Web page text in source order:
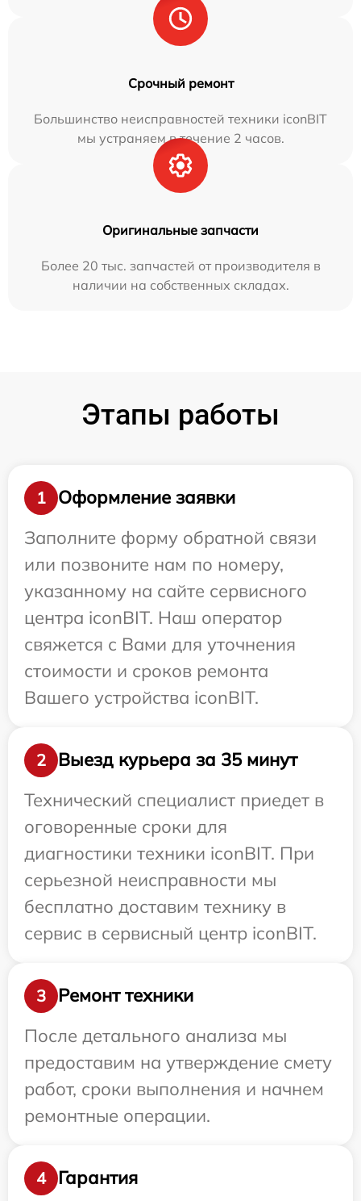
Срочный ремонт
Большинство неисправностей техники iconBIT
мы устраняем в течение 2 часов.
Оригинальные запчасти
Более 20 тыс. запчастей от производителя в
наличии на собственных складах.
Этапы работы
1
Оформление заявки
Заполните форму обратной связи
или позвоните нам по номеру,
указанному на сайте сервисного
центра iconBIT. Наш оператор
свяжется с Вами для уточнения
стоимости и сроков ремонта
Вашего устройства iconBIT.
2
Выезд курьера за 35 минут
Технический специалист приедет в
оговоренные сроки для
диагностики техники iconBIT. При
серьезной неисправности мы
бесплатно доставим технику в
сервис в сервисный центр iconBIT.
3
Ремонт техники
После детального анализа мы
предоставим на утверждение смету
работ, сроки выполнения и начнем
ремонтные операции.
4 Гарантия